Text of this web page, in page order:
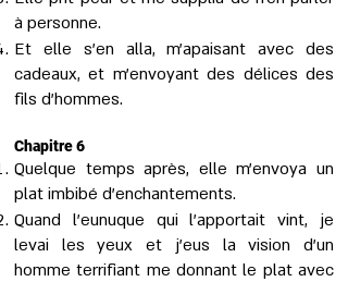
à personne.
Et elle s'en alla, m'apaisant avec des
cadeaux, et m'envoyant des délices des
fils d'hommes.
Chapitre 6
Quelque temps après, elle m’envoya un
plat imbibé d’enchantements.
Quand l’eunuque qui l’apportait vint, je
levai les yeux et j’eus la vision d’un
homme terrifiant me donnant le plat avec